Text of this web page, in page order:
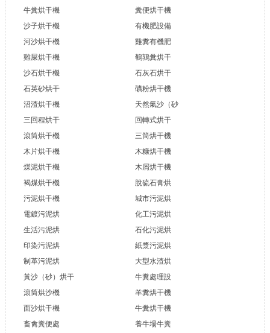
牛糞烘干機
糞便烘干機
沙子烘干機
有機肥設備
河沙烘干機
雞糞有機肥
雞屎烘干機
鵪鶉糞烘干
沙石烘干機
石灰石烘干
石英砂烘干
礦粉烘干機
沼渣烘干機
天然氣沙（砂
三回程烘干
回轉式烘干
滾筒烘干機
三筒烘干機
木片烘干機
木糠烘干機
煤泥烘干機
木屑烘干機
褐煤烘干機
脫硫石膏烘
污泥烘干機
城市污泥烘
電鍍污泥烘
化工污泥烘
生活污泥烘
石化污泥烘
印染污泥烘
紙漿污泥烘
制革污泥烘
大型水渣烘
黃沙（砂）烘干
牛糞處理設
滾筒烘沙機
羊糞烘干機
面沙烘干機
牛糞烘干機
畜禽糞便處
養牛場牛糞